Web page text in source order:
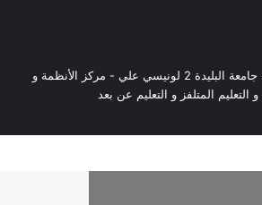
جميع الحقوق محفوظة جامعة البليدة 2 لونيسي علي - مركز الأنظمة و
التعليم المتلفز و التعليم عن بعد